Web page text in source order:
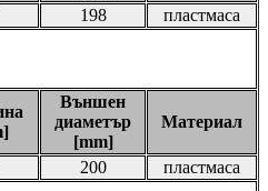
198 пластмаса
Външен
диаметър
[mm]
Материал
200 пластмаса